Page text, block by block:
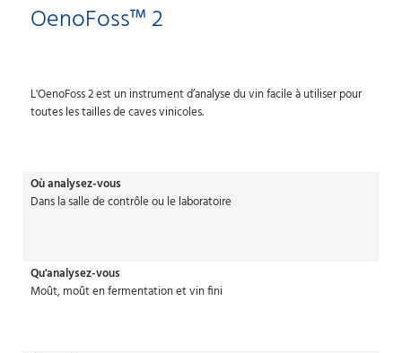
OenoFoss™ 2
L'OenoFoss 2 est un instrument d’analyse du vin facile à utiliser pour
toutes les tailles de caves vinicoles.
Où analysez-vous
Dans la salle de contrôle ou le laboratoire
Qu'analysez-vous
Moût, moût en fermentation et vin fini